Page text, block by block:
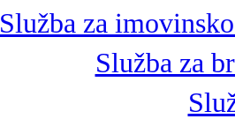
Služba za
Služba za